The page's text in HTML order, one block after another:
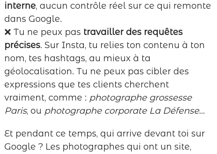
interne, aucun contrôle réel sur ce qui remonte
dans Google.
❌ Tu ne peux pas travailler des requêtes
précises. Sur Insta, tu relies ton contenu à ton
nom, tes hashtags, au mieux à ta
géolocalisation. Tu ne peux pas cibler des
expressions que tes clients cherchent
vraiment, comme : photographe grossesse
Paris, ou photographe corporate La Défense…
Et pendant ce temps, qui arrive devant toi sur
Google ? Les photographes qui ont un site,